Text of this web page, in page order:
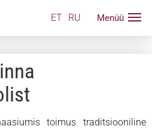
ET RU
toimus traditsiooniline